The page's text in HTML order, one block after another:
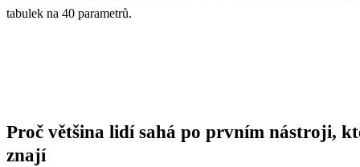
tabulek na 40 parametrů.
Proč většina lidí sahá po prvním nástroji,
znají